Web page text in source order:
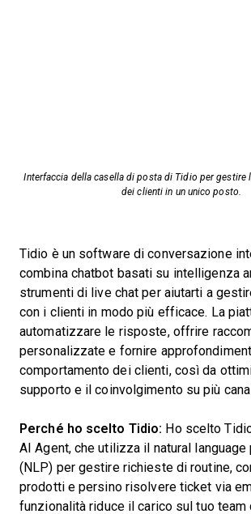
Interfaccia della casella di posta di Tidio per gestire
dei clienti in un unico posto.
Tidio è un software di conversazione
combina chatbot basati su intelligenza
strumenti di live chat per aiutarti a
con i clienti in modo più efficace. La
automatizzare le risposte, offrire
personalizzate e fornire
comportamento dei clienti, così da
supporto e il coinvolgimento su più
Perché ho scelto Tidio: Ho scelto
AI Agent, che utilizza il natural
(NLP) per gestire richieste di routine,
prodotti e persino risolvere ticket via
funzionalità riduce il carico sul tuo team